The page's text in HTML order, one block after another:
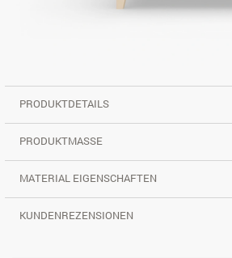
PRODUKTDETAILS
PRODUKTMASSE
MATERIAL EIGENSCHAFTEN
KUNDENREZENSIONEN